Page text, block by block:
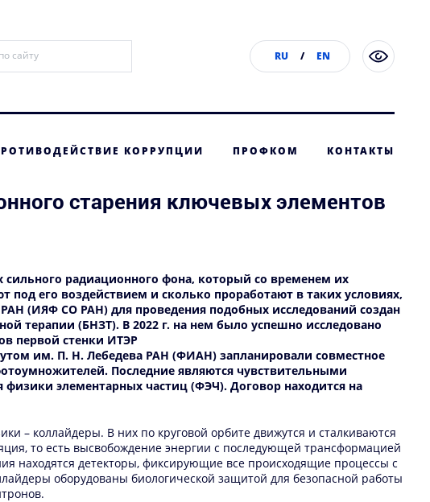
RU / EN
КОРРУПЦИИ ПРОФКОМ КОНТАКТЫ
старения ключевых элементов
радиационного фона, который со временем их
его воздействием и сколько проработают в таких условиях,
(ИЯФ СО РАН) для проведения подобных исследований создан
терапии (БНЗТ). В 2022 г. на нем было успешно исследовано
первой стенки ИТЭР
им. П. Н. Лебедева РАН (ФИАН) запланировали совместное
Последние являются чувствительными
элементарных частиц (ФЭЧ). Договор находится на
– коллайдеры. В них по круговой орбите движутся и сталкиваются
то есть высвобождение энергии с последующей трансформацией
находятся детекторы, фиксирующие все происходящие процессы с
оборудованы биологической защитой для безопасной работы